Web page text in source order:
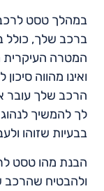
במהלך טסט
ברכב שלך, כולל
המטרה
ואינו מהווה
הרכב שלך
לך להמשיך
בבעיות שזוהו
הבנת מהו טסט
ולהבטיח שהרכב